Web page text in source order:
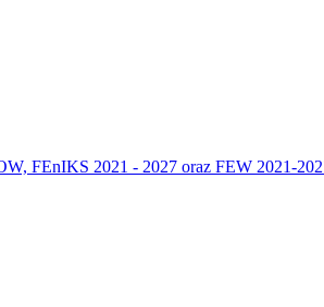
FEnIKS 2021 - 2027 oraz FEW 2021-